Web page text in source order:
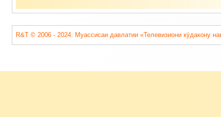
R&T © 2006 - 2024. Муассисаи давлатии «Телевизиони кӯдакону